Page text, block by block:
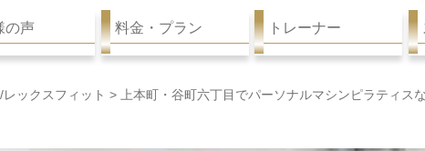
の声 料金・プラン トレーナー
ックスフィット > 上本町・谷町六丁目でパーソナルマシンピラティス